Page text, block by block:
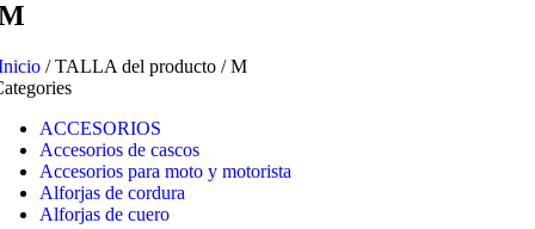
/ TALLA del producto / M
ACCESORIOS
Accesorios de cascos
Accesorios para moto y motorista
Alforjas de cordura
Alforjas de cuero